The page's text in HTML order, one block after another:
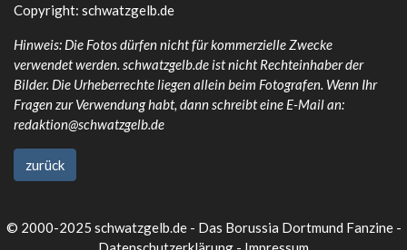
Copyright: schwatzgelb.de
Hinweis: Die Fotos dürfen nicht für kommerzielle Zwecke
verwendet werden. schwatzgelb.de ist nicht Rechteinhaber der
Bilder. Die Urheberrechte liegen allein beim Fotografen. Wenn Ihr
Fragen zur Verwendung habt, dann schreibt eine E-Mail an:
redaktion@schwatzgelb.de
zurück
© 2000-2025 schwatzgelb.de - Das Borussia Dortmund Fanzine -